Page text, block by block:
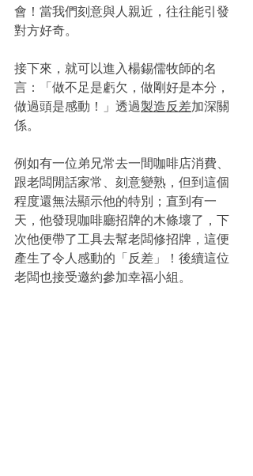
會！當我們刻意與人親近，往往能引發
對方好奇。
接下來，就可以進入楊錫儒牧師的名
言：「做不足是虧欠，做剛好是本分，
做過頭是感動！」透過製造反差加深關
係。
例如有一位弟兄常去一間咖啡店消費、
跟老闆閒話家常、刻意變熟，但到這個
程度還無法顯示他的特別；直到有一
天，他發現咖啡廳招牌的木條壞了，下
次他便帶了工具去幫老闆修招牌，這便
產生了令人感動的「反差」！後續這位
老闆也接受邀約參加幸福小組。